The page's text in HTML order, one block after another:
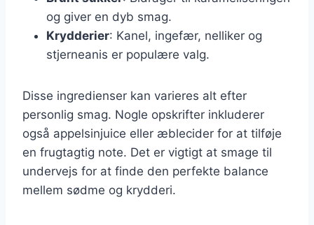
og giver en dyb smag.
Krydderier: Kanel, ingefær, nelliker og
stjerneanis er populære valg.
Disse ingredienser kan varieres alt efter
personlig smag. Nogle opskrifter inkluderer
også appelsinjuice eller æblecider for at tilføje
en frugtagtig note. Det er vigtigt at smage til
undervejs for at finde den perfekte balance
mellem sødme og krydderi.